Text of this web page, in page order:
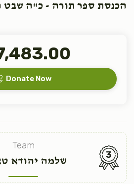
הכנסת ספר תורה - כ"ה
Donate Now
Team
שלמה יהודא
3